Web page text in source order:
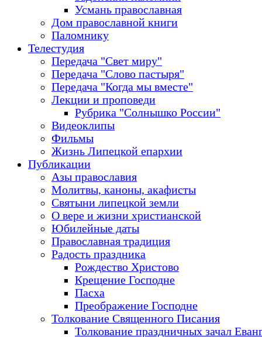
Усмань православная
Дом православной книги
Паломнику
Телестудия
Передача "Свет миру"
Передача "Слово пастыря"
Передача "Когда мы вместе"
Лекции и проповеди
Рубрика "Солнышко России"
Видеоклипы
Фильмы
Жизнь Липецкой епархии
Публикации
Азы православия
Молитвы, каноны, акафисты
Святыни липецкой земли
О вере и жизни христианской
Юбилейные даты
Православная традиция
Радость праздника
Рождество Христово
Крещение Господне
Пасха
Преображение Господне
Толкование Священного Писания
Толкование праздничных зачал